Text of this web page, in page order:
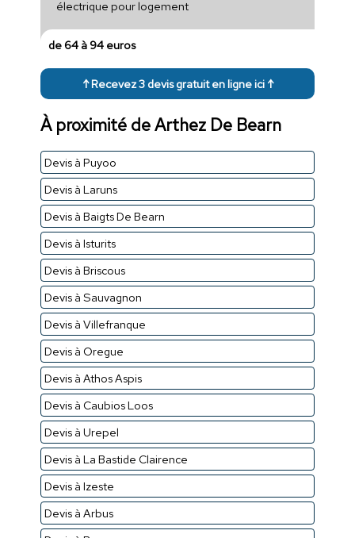
électrique pour logement
de 64 à 94 euros
↑ Recevez 3 devis gratuit en ligne ici ↑
À proximité de Arthez De Bearn
Devis à Puyoo
Devis à Laruns
Devis à Baigts De Bearn
Devis à Isturits
Devis à Briscous
Devis à Sauvagnon
Devis à Villefranque
Devis à Oregue
Devis à Athos Aspis
Devis à Caubios Loos
Devis à Urepel
Devis à La Bastide Clairence
Devis à Izeste
Devis à Arbus